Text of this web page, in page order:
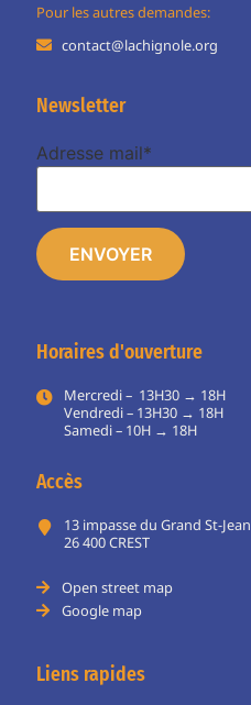
Liens rapides
Horaires d'ouverture
Mercredi – 13H30 → 18H
Vendredi – 13H30 → 18H
Samedi – 10H → 18H
Accès
13 impasse du Grand St-Jean
26 400 CREST
Open street map
Google map
Pour les autres demandes:
contact@lachignole.org
Newsletter
Adresse mail*